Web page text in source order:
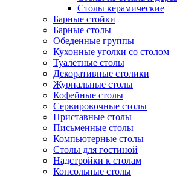
Столы керамические
Барные стойки
Барные столы
Обеденные группы
Кухонные уголки со столом
Туалетные столы
Декоративные столики
Журнальные столы
Кофейные столы
Сервировочные столы
Приставные столы
Письменные столы
Компьютерные столы
Столы для гостиной
Надстройки к столам
Консольные столы